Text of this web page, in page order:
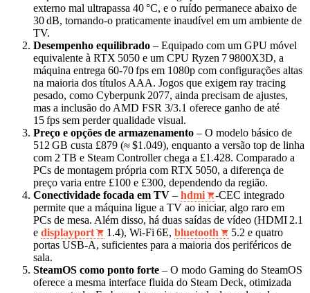
externo mal ultrapassa 40 °C, e o ruído permanece abaixo de
30 dB, tornando‑o praticamente inaudível em um ambiente de
TV.
Desempenho equilibrado – Equipado com um GPU móvel
equivalente à RTX 5050 e um CPU Ryzen 7 9800X3D, a
máquina entrega 60‑70 fps em 1080p com configurações altas
na maioria dos títulos AAA. Jogos que exigem ray tracing
pesado, como Cyberpunk 2077, ainda precisam de ajustes,
mas a inclusão do AMD FSR 3/3.1 oferece ganho de até
15 fps sem perder qualidade visual.
Preço e opções de armazenamento – O modelo básico de
512 GB custa £879 (≈ $1.049), enquanto a versão top de linha
com 2 TB e Steam Controller chega a £1.428. Comparado a
PCs de montagem própria com RTX 5050, a diferença de
preço varia entre £100 e £300, dependendo da região.
Conectividade focada em TV – hdmi
‑CEC integrado
permite que a máquina ligue a TV ao iniciar, algo raro em
PCs de mesa. Além disso, há duas saídas de vídeo (HDMI 2.1
e displayport 1.4), Wi‑Fi 6E, bluetooth
5.2 e quatro
portas USB‑A, suficientes para a maioria dos periféricos de
sala.
SteamOS como ponto forte – O modo Gaming do SteamOS
oferece a mesma interface fluida do Steam Deck, otimizada